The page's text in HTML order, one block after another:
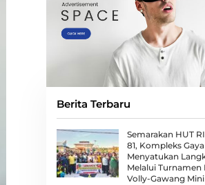
Berita Terbaru
Semarakan HUT
81, Kompleks
Menyatukan
Melalui Turnamen
Volly-Gawang Mini